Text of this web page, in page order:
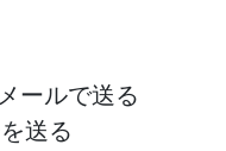
ールで送る
送る